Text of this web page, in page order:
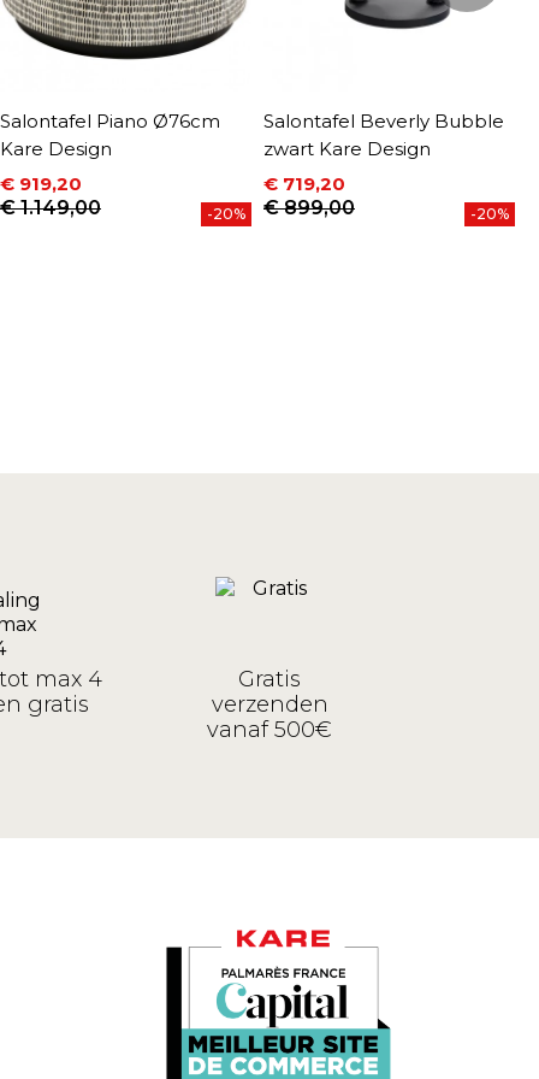
Salontafel Piano Ø76cm
Kare Design
Prijs
€ 919,20
Normale prijs
€ 1.149,00 -20%
Salontafel Beverly Bubble
zwart Kare Design
Prijs
€ 719,20
Normale prijs
€ 899,00 -20%
max 4
gratis
Gratis
verzenden
vanaf 500€